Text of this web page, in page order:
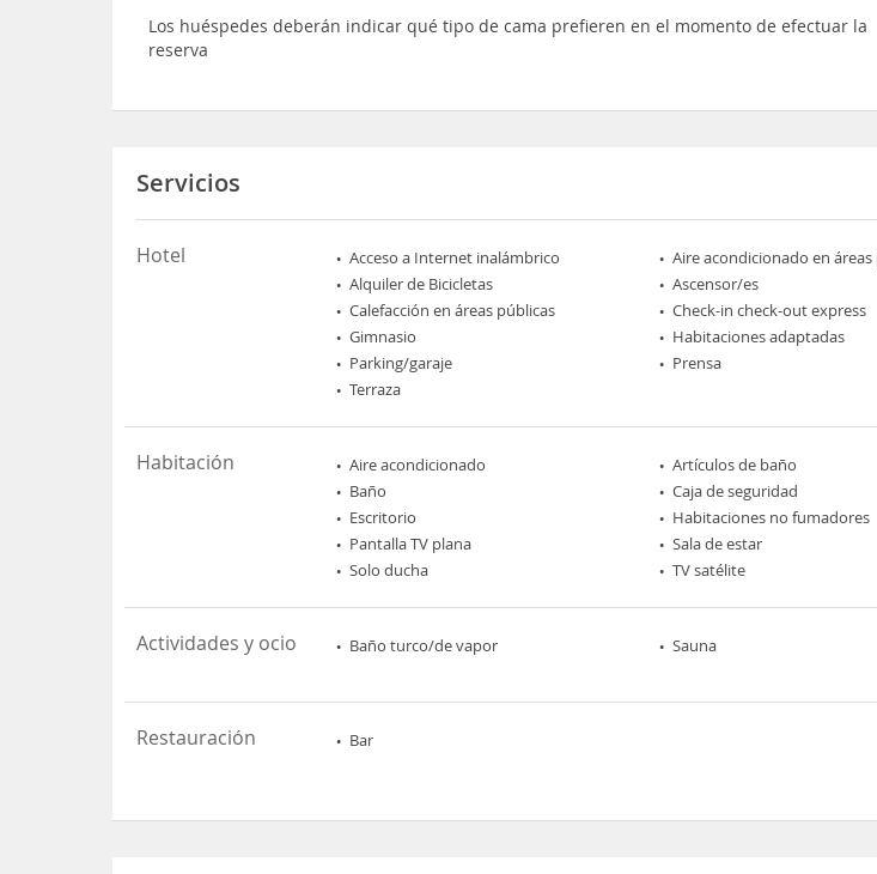
Los huéspedes deberán indicar qué tipo de cama prefieren en el momento de efectuar la
reserva
Servicios
Hotel Acceso a Internet inalámbrico Aire acondicionado en áreas
Alquiler de Bicicletas
Ascensor/es
Calefacción en áreas públicas
Check-in check-out express
Gimnasio
Habitaciones adaptadas
Parking/garaje
Prensa
Terraza
Habitación Aire acondicionado Artículos de baño
Baño
Caja de seguridad
Escritorio
Habitaciones no fumadores
Pantalla TV plana
Sala de estar
Solo ducha
TV satélite
Actividades y ocio Baño turco/de vapor Sauna
Restauración Bar